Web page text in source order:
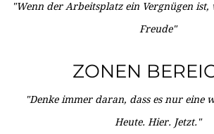
"Wenn der Arbeitsplatz ein Vergnügen
Freude"
ZONEN
"Denke immer daran, dass es nur eine
Heute. Hier. Jetzt."